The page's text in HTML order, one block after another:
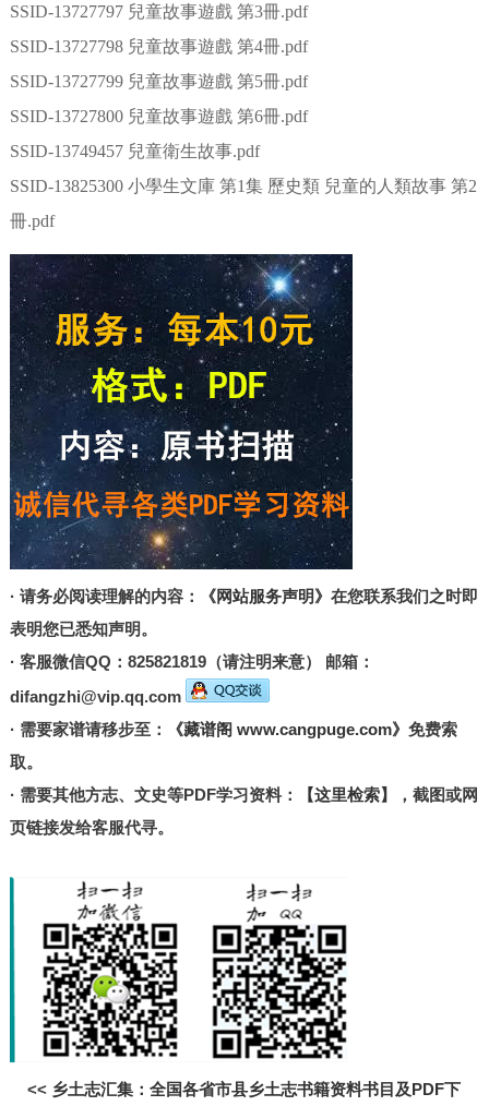
SSID-13727797 兒童故事遊戲 第3冊.pdf
SSID-13727798 兒童故事遊戲 第4冊.pdf
SSID-13727799 兒童故事遊戲 第5冊.pdf
SSID-13727800 兒童故事遊戲 第6冊.pdf
SSID-13749457 兒童衛生故事.pdf
SSID-13825300 小學生文庫 第1集 歷史類 兒童的人類故事 第2
冊.pdf
· 请务必阅读理解的内容： 《网站服务声明》 在您联系我们之时即
表明您已悉知声明。
· 客服微信QQ：825821819（请注明来意） 邮箱：
difangzhi@vip.qq.com
· 需要家谱请移步至：
《藏谱阁 www.cangpuge.com》 免费索
取。
· 需要其他方志、文史等PDF学习资料：
【这里检索】
，截图或网
页链接发给客服代寻。
<< 乡土志汇集：全国各省市县乡土志书籍资料书目及PDF下